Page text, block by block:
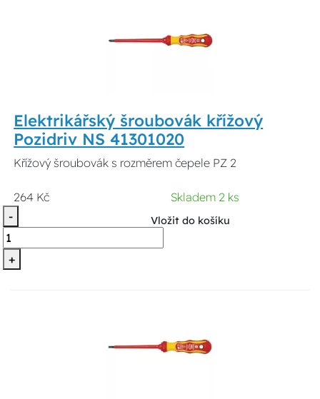
Elektrikářský šroubovák křížový
Pozidriv NS 41301020
Křížový šroubovák s rozměrem čepele PZ 2
264 Kč
Skladem 2 ks
-
+
Vložit do košíku